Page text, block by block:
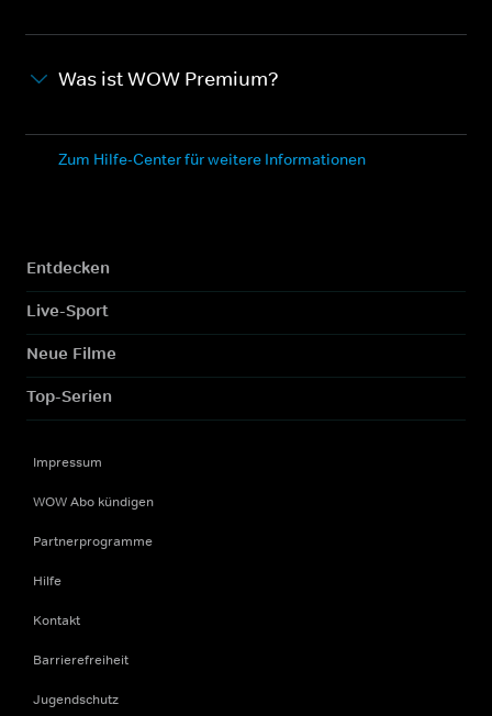
Was ist WOW Premium?
Zum Hilfe-Center für weitere Informationen
Entdecken
Live-Sport
Neue Filme
Top-Serien
Impressum
WOW Abo kündigen
Partnerprogramme
Hilfe
Kontakt
Barrierefreiheit
Jugendschutz